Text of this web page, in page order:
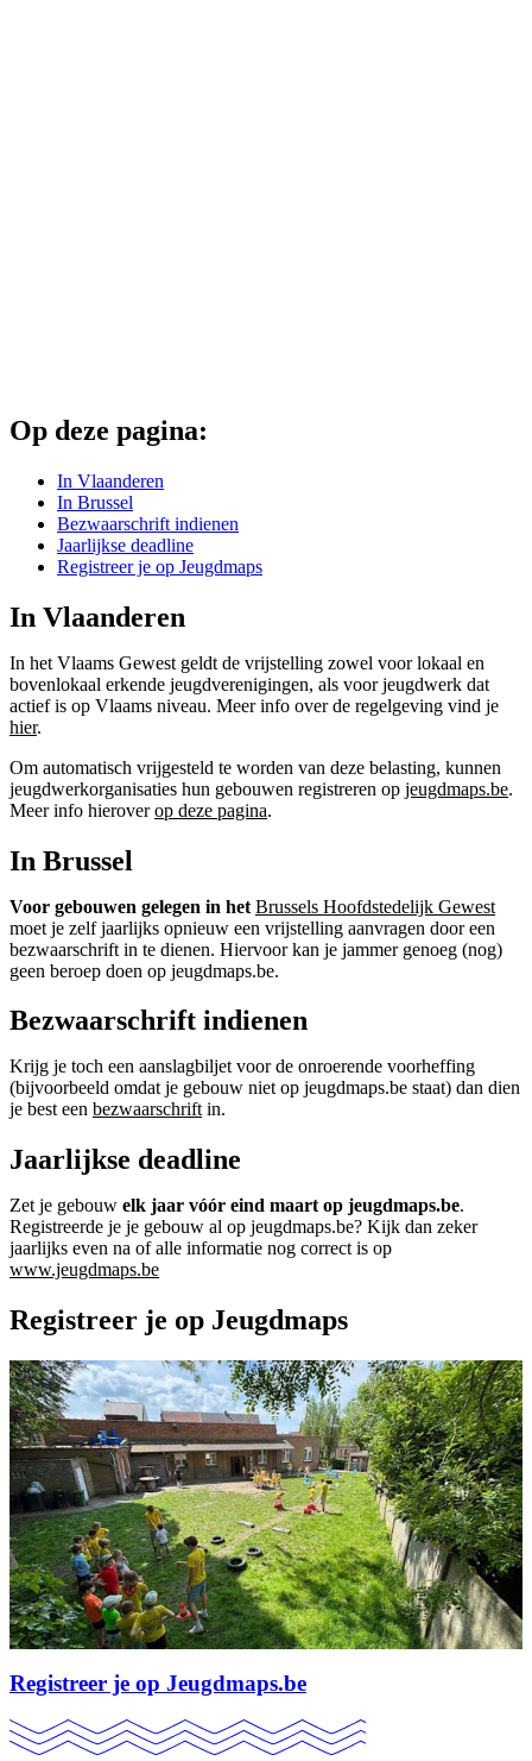
Op deze pagina:
In Vlaanderen
In Brussel
Bezwaarschrift indienen
Jaarlijkse deadline
Registreer je op Jeugdmaps
In Vlaanderen
In het Vlaams Gewest geldt de vrijstelling zowel voor lokaal en
bovenlokaal erkende jeugdverenigingen, als voor jeugdwerk dat
actief is op Vlaams niveau. Meer info over de regelgeving vind je
hier.
Om automatisch vrijgesteld te worden van deze belasting, kunnen
jeugdwerkorganisaties hun gebouwen registreren op jeugdmaps.be.
Meer info hieroverop deze pagina.
In Brussel
Voor gebouwen gelegen in het Brussels Hoofdstedelijk Gewest
moet je zelf jaarlijks opnieuw een vrijstelling aanvragen door een
bezwaarschrift in te dienen. Hiervoor kan je jammer genoeg (nog)
geen beroep doen op jeugdmaps.be.
Bezwaarschrift indienen
Krijg je toch een aanslagbiljet voor de onroerende voorheffing
(bijvoorbeeld omdat je gebouw niet op jeugdmaps.be staat) dan dien
je best een bezwaarschriftin.
Jaarlijkse deadline
Zet je gebouw elk jaar vóór eind maart op jeugdmaps.be.
Registreerde je je gebouw al op jeugdmaps.be? Kijk dan zeker
jaarlijks even na of alle informatie nog correct is op
www.jeugdmaps.be
Registreer je op Jeugdmaps
Registreer je op Jeugdmaps.be